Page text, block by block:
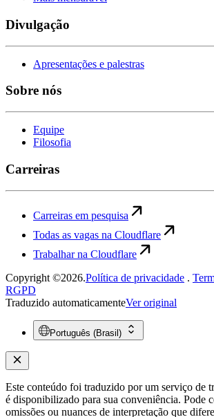
Divulgação
Apresentações e palestras
Sobre nós
Equipe
Filosofia
Carreiras
Carreiras em pesquisa
Todas as vagas na Cloudflare
Trabalhar na Cloudflare
Copyright ©2026.Política de privacidade .
RGPD
Traduzido automaticamenteVer original
Português (Brasil)
Este conteúdo foi traduzido por um serviço de
é disponibilizado para sua conveniência. Pode
omissões ou nuances de interpretação que